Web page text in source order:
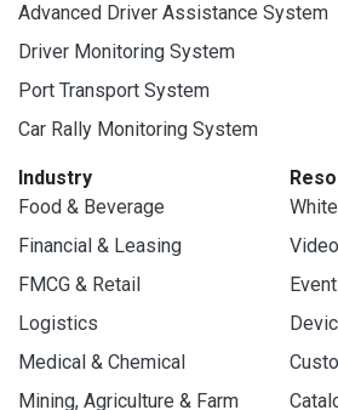
Advanced Driver Assistance System
Driver Monitoring System
Port Transport System
Car Rally Monitoring System
Industry
Food & Beverage
Financial & Leasing
FMCG & Retail
Logistics
Medical & Chemical
Mining, Agriculture & Farm
Event